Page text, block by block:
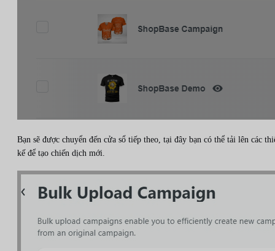
Bạn sẽ được chuyển đến cửa sổ tiếp theo, tại đây bạn có thể tải lên các
kế để tạo chiến dịch mới.